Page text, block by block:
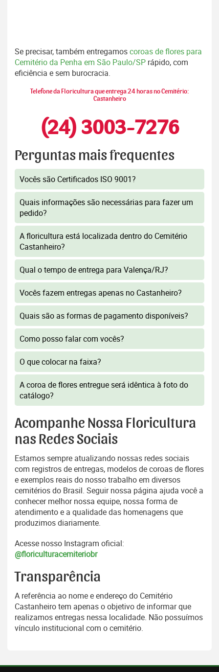
Se precisar, também entregamoscoroas de flores para
Cemitério da Penha em São Paulo/SP rápido, com
eficiência e sem burocracia.
Telefone da Floricultura que entrega 24 horas no Cemitério:
Castanheiro
(24) 3003-7276
Perguntas mais frequentes
Vocês são Certificados ISO 9001?
Quais informações são necessárias para fazer um
pedido?
A floricultura está localizada dentro do Cemitério
Castanheiro?
Qual o tempo de entrega para Valença/RJ?
Vocês fazem entregas apenas no Castanheiro?
Quais são as formas de pagamento disponíveis?
Como posso falar com vocês?
O que colocar na faixa?
A coroa de flores entregue será idêntica à foto do
catálogo?
Acompanhe Nossa Floricultura
nas Redes Sociais
Estamos sempre atualizando nossas redes sociais
com registros de entregas, modelos de coroas de flores
e exemplos reais do nosso trabalho em diversos
cemitérios do Brasil. Seguir nossa página ajuda você a
conhecer melhor nossa equipe, nossa forma de
atendimento e a qualidade das homenagens que
produzimos diariamente.
Acesse nosso Instagram oficial:
@floriculturacemiteriobr
Transparência
A referência ao nome e endereço do Cemitério
Castanheiro tem apenas o objetivo de informar que
realizamos entregas nessa localidade. Não possuímos
vínculo institucional com o cemitério.